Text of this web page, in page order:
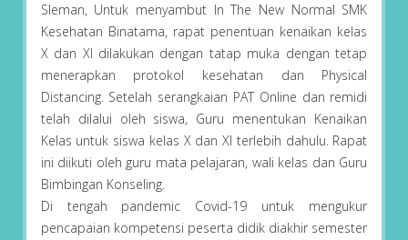
Sleman, Untuk menyambut In The New Normal SMK
Kesehatan Binatama, rapat penentuan kenaikan kelas
X dan XI dilakukan dengan tatap muka dengan tetap
menerapkan protokol kesehatan dan Physical
Distancing. Setelah serangkaian PAT Online dan remidi
telah dilalui oleh siswa, Guru menentukan Kenaikan
Kelas untuk siswa kelas X dan XI terlebih dahulu. Rapat
ini diikuti oleh guru mata pelajaran, wali kelas dan Guru
Bimbingan Konseling.
Di tengah pandemic Covid-19 untuk mengukur
pencapaian kompetensi peserta didik diakhir semester